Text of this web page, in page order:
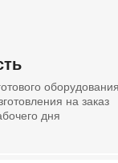
на заказ
дня